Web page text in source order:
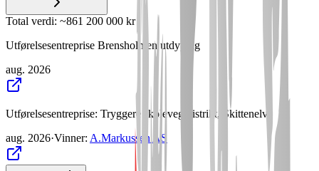
Total verdi: ~861 200 000 kr
Utførelsesentreprise Brensholmen utdyping
aug. 2026
Utførelsesentreprise: Tryggere skoleveg distrikt, Skittenelv
aug. 2026·Vinner: A.Markussen AS